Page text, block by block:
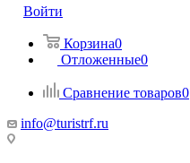
Войти
Корзина0
Отложенные0
Сравнение товаров0
info@turistrf.ru